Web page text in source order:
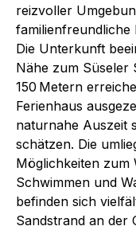
reizvoller
familienfreundliche
Die Unterkunft
Nähe zum Süseler
150 Metern
Ferienhaus
naturnahe Auszeit
schätzen. Die
Möglichkeiten zum
Schwimmen und
befinden sich
Sandstrand an der